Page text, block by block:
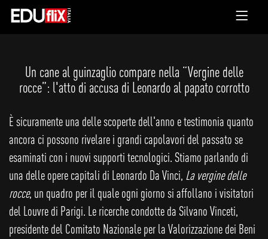
Un cane al guinzaglio compare nella “Vergine delle
rocce”: l'atto di accusa di Leonardo al papato corrotto
È sicuramente una delle scoperte dell'anno e testimonia quanto
ancora ci possono rivelare i grandi capolavori del passato se
esaminati con i nuovi supporti tecnologici. Stiamo parlando di
una delle opere capitali di Leonardo Da Vinci, La vergine delle
rocce, un quadro per il quale ogni giorno si affollano i visitatori
del Louvre di Parigi. Le ricerche condotte da Silvano Vinceti,
presidente del Comitato Nazionale per la Valorizzazione dei Beni